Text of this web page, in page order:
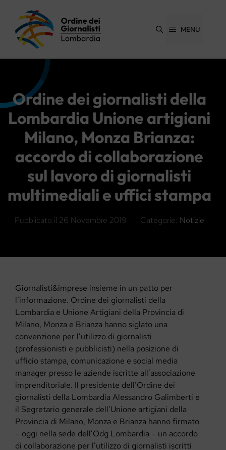
contenuto
MENU
Ordine dei giornalisti della
Lombardia Unione artigiani
Milano, Monza Brianza:
accordo di collaborazione
sul lavoro di giornalisti
multimediali e uffici stampa
Pubblicato il 26 Novembre 2019 Categorie: Notizie
Giornalisti&imprese insieme in un patto per
l’informazione. Ordine dei giornalisti della
Lombardia e Unione Artigiani della Provincia di
Milano, Monza e Brianza hanno siglato una
convenzione per l’utilizzo di giornalisti
(professionisti e pubblicisti) nella posizione di
ufficio stampa, comunicazione e social media
manager presso le aziende iscritte all’associazione
imprenditoriale. Il presidente dell’Ordine dei
giornalisti della Lombardia Alessandro Galimberti e
il Segretario generale dell’Unione artigiani della
Provincia di Milano, Monza e Brianza hanno firmato
– oggi nella sede dell’Odg Lombardia – un accordo
di collaborazione per l’utilizzo di giornalisti iscritti